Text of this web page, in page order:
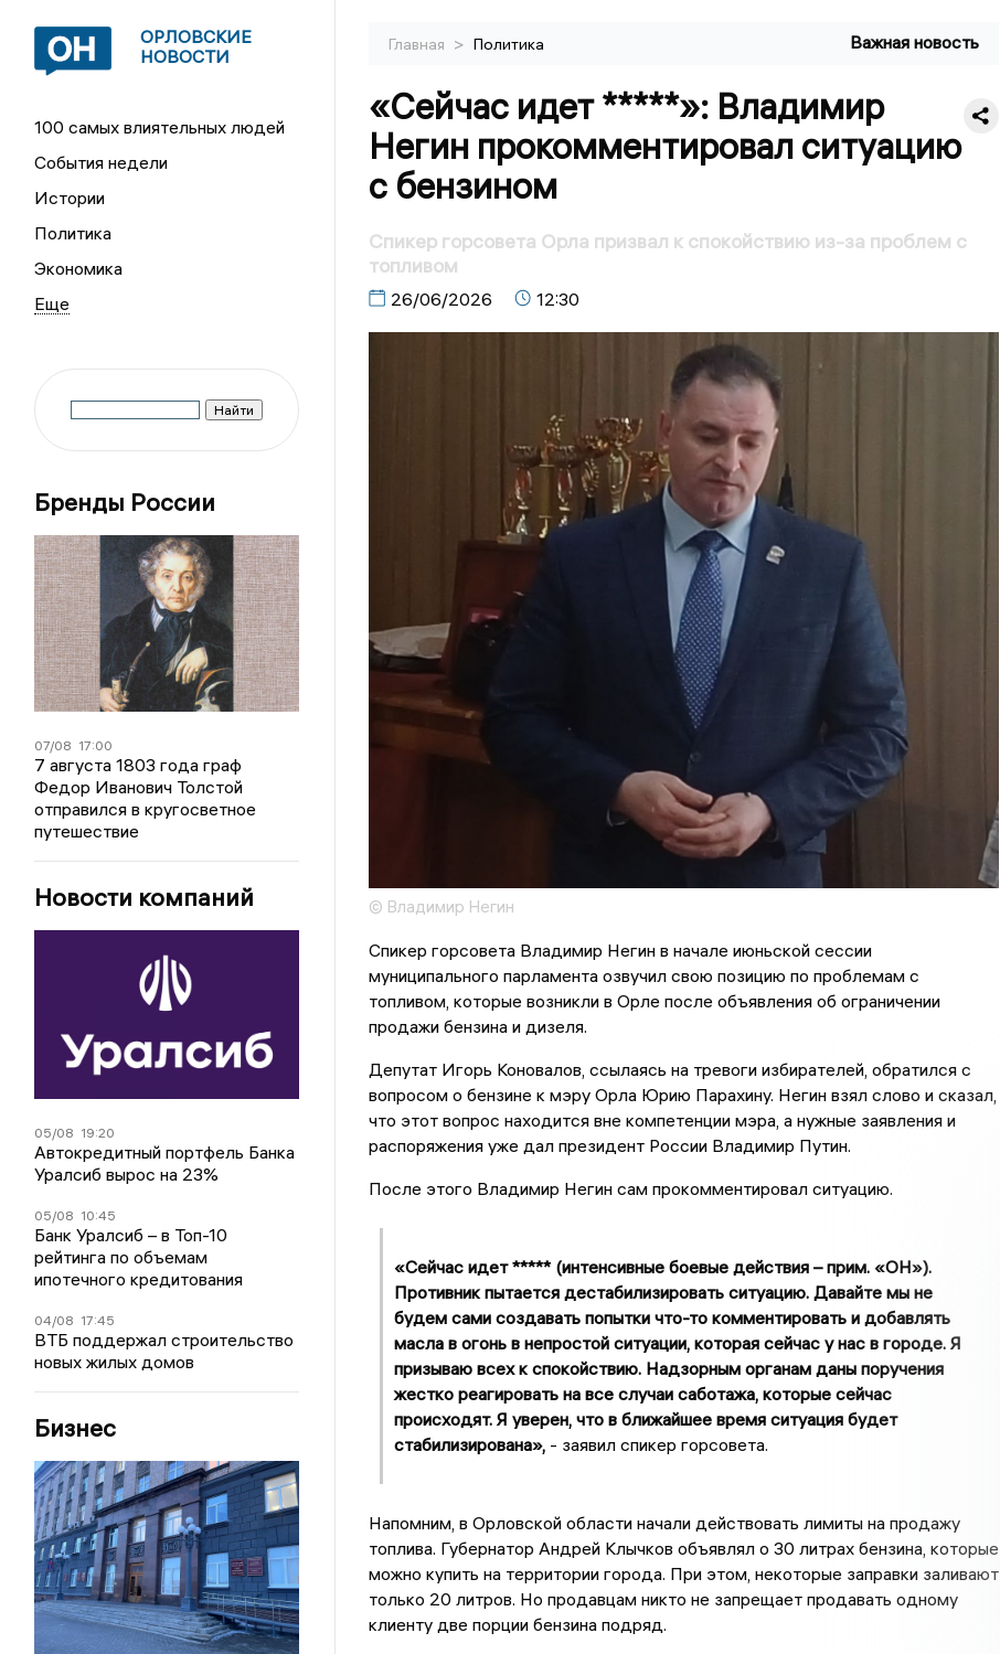
ОРЛОВСКИЕ
НОВОСТИ
100 самых влиятельных людей
События недели
Истории
Политика
Экономика
Бренды России
07/08 17:00
7 августа 1803 года граф
Федор Иванович Толстой
отправился в кругосветное
путешествие
Новости компаний
05/08 19:20
Автокредитный портфель Банка
Уралсиб вырос на 23%
05/08 10:45
Банк Уралсиб – в Топ-10
рейтинга по объемам
ипотечного кредитования
04/08 17:45
ВТБ поддержал строительство
новых жилых домов
Бизнес
Главная > Политика Важная новость
«Сейчас идет *****»: Владимир
Негин прокомментировал ситуацию
с бензином
Спикер горсовета Орла призвал к спокойствию из-за проблем с
топливом
26/06/2026 12:30
© Владимир Негин
Спикер горсовета Владимир Негин в начале июньской сессии
муниципального парламента озвучил свою позицию по проблемам с
топливом, которые возникли в Орле после объявления об ограничении
продажи бензина и дизеля.
Депутат Игорь Коновалов, ссылаясь на тревоги избирателей, обратился с
вопросом о бензине к мэру Орла Юрию Парахину. Негин взял слово и сказал,
что этот вопрос находится вне компетенции мэра, а нужные заявления и
распоряжения уже дал президент России Владимир Путин.
После этого Владимир Негин сам прокомментировал ситуацию.
«Сейчас идет ***** (интенсивные боевые действия – прим. «ОН»).
Противник пытается дестабилизировать ситуацию. Давайте мы не
будем сами создавать попытки что-то комментировать и добавлять
масла в огонь в непростой ситуации, которая сейчас у нас в городе. Я
призываю всех к спокойствию. Надзорным органам даны поручения
жестко реагировать на все случаи саботажа, которые сейчас
происходят. Я уверен, что в ближайшее время ситуация будет
стабилизирована», - заявил спикер горсовета.
Напомним, в Орловской области начали действовать лимиты на продажу
топлива. Губернатор Андрей Клычков объявлял о 30 литрах бензина, которые
можно купить на территории города. При этом, некоторые заправки заливают
только 20 литров. Но продавцам никто не запрещает продавать одному
клиенту две порции бензина подряд.